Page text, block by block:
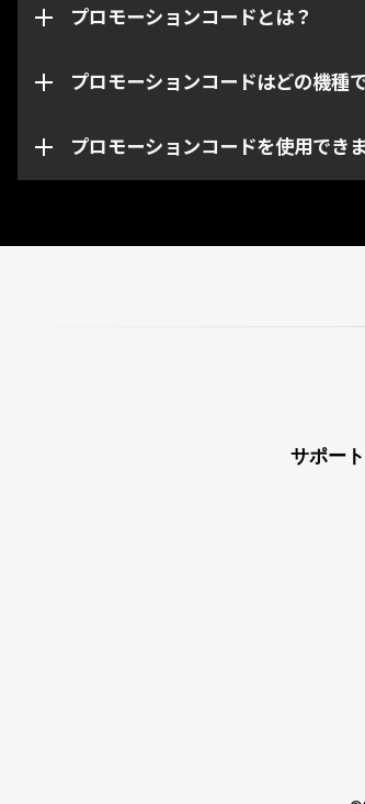
プロモーションコードとは？
ています。プロモーションコードは取
プロモーションコードはどの機種
い。
プロモーションコードを使用でき
お問い合わせください。
サポート